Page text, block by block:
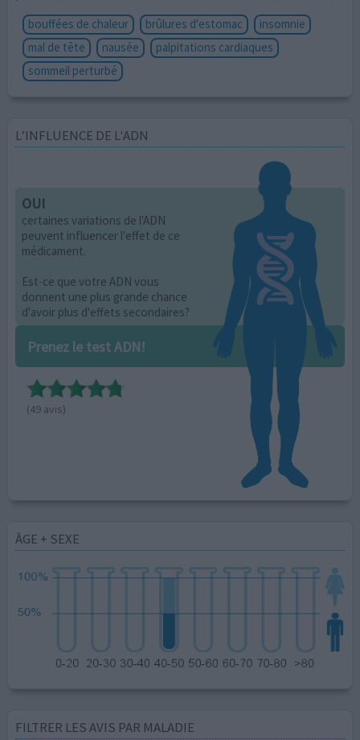
bouffées de chaleur
brûlures d'estomac
insomnie
mal de tête
nausée
palpitations cardiaques
sommeil perturbé
L’INFLUENCE DE L'ADN
OUI
certaines variations de l'ADN
peuvent influencer l'effet de ce
médicament.
Est-ce que votre ADN vous
donnent une plus grande chance
d'avoir plus d'effets secondaires?
Prenez le test ADN!
(49 avis)
ÂGE + SEXE
FILTRER LES AVIS PAR MALADIE